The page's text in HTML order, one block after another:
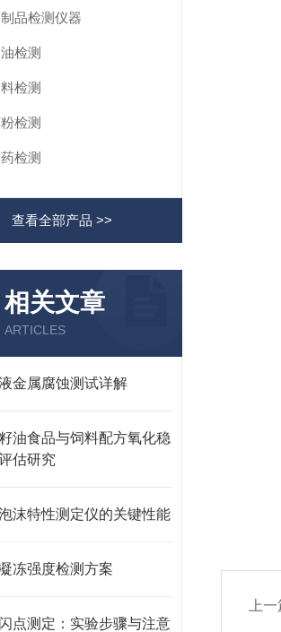
品检测仪器
检测
检测
检测
检测
查看全部产品 >>
相关文章
ARTICLES
金属腐蚀测试详解
油食品与饲料配方氧化稳
估研究
沫特性测定仪的关键性能
冻强度检测方案
点测定：实验步骤与注意
上